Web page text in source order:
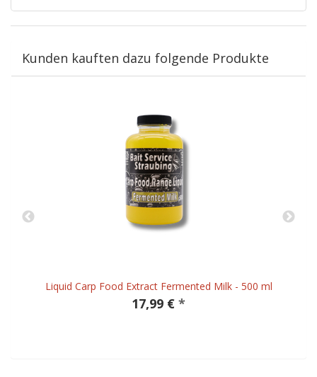
Kunden kauften dazu folgende Produkte
Liquid Carp Food Extract Fermented Milk - 500 ml
17,99 € *